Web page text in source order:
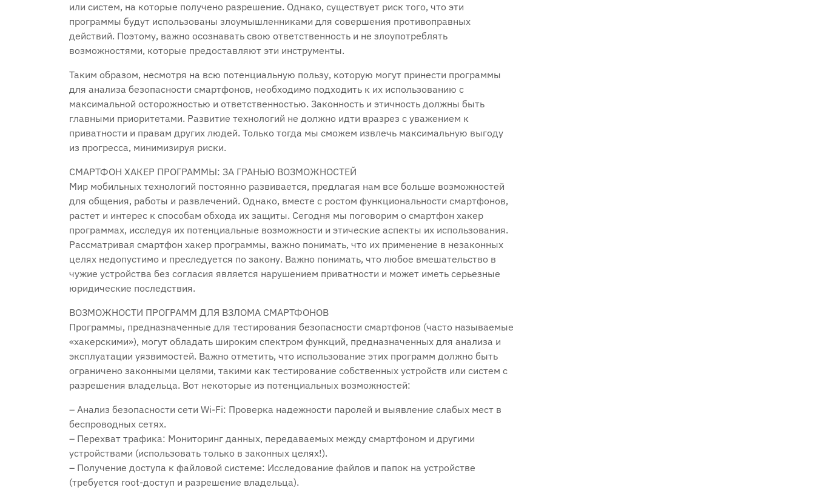
или систем‚ на которые получено разрешение. Однако‚ существует риск того‚ что эти
программы будут использованы злоумышленниками для совершения противоправных
действий. Поэтому‚ важно осознавать свою ответственность и не злоупотреблять
возможностями‚ которые предоставляют эти инструменты.
Таким образом‚ несмотря на всю потенциальную пользу‚ которую могут принести программы
для анализа безопасности смартфонов‚ необходимо подходить к их использованию с
максимальной осторожностью и ответственностью. Законность и этичность должны быть
главными приоритетами. Развитие технологий не должно идти вразрез с уважением к
приватности и правам других людей. Только тогда мы сможем извлечь максимальную выгоду
из прогресса‚ минимизируя риски.
СМАРТФОН ХАКЕР ПРОГРАММЫ: ЗА ГРАНЬЮ ВОЗМОЖНОСТЕЙ
Мир мобильных технологий постоянно развивается‚ предлагая нам все больше возможностей
для общения‚ работы и развлечений. Однако‚ вместе с ростом функциональности смартфонов‚
растет и интерес к способам обхода их защиты. Сегодня мы поговорим о смартфон хакер
программах‚ исследуя их потенциальные возможности и этические аспекты их использования.
Рассматривая смартфон хакер программы‚ важно понимать‚ что их применение в незаконных
целях недопустимо и преследуется по закону. Важно понимать‚ что любое вмешательство в
чужие устройства без согласия является нарушением приватности и может иметь серьезные
юридические последствия.
ВОЗМОЖНОСТИ ПРОГРАММ ДЛЯ ВЗЛОМА СМАРТФОНОВ
Программы‚ предназначенные для тестирования безопасности смартфонов (часто называемые
«хакерскими»)‚ могут обладать широким спектром функций‚ предназначенных для анализа и
эксплуатации уязвимостей. Важно отметить‚ что использование этих программ должно быть
ограничено законными целями‚ такими как тестирование собственных устройств или систем с
разрешения владельца. Вот некоторые из потенциальных возможностей:
– Анализ безопасности сети Wi-Fi: Проверка надежности паролей и выявление слабых мест в
беспроводных сетях.
– Перехват трафика: Мониторинг данных‚ передаваемых между смартфоном и другими
устройствами (использовать только в законных целях!).
– Получение доступа к файловой системе: Исследование файлов и папок на устройстве
(требуется root-доступ и разрешение владельца).